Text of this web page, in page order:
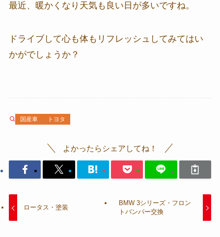
最近、暖かくなり天気も良い日が多いですね。
ドライブして心も体もリフレッシュしてみてはい
かがでしょうか？
国産車 トヨタ
よかったらシェアしてね！
ロータス・塗装
BMW 3シリーズ・フロン
トバンパー交換